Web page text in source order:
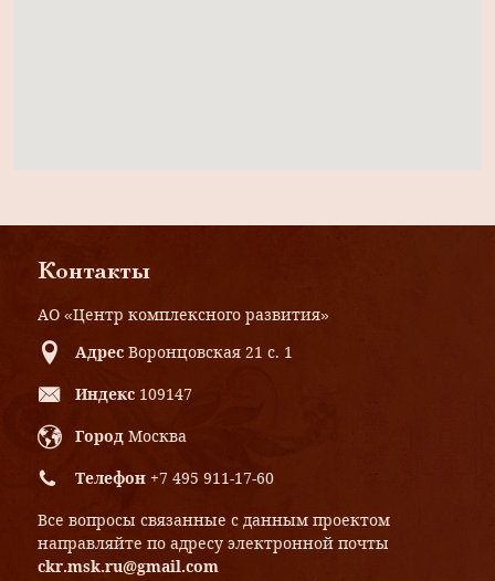
Контакты
АО «Центр комплексного развития»
Адрес Воронцовская 21 с. 1
Индекс 109147
Город Москва
Телефон +7 495 911-17-60
Все вопросы связанные с данным проектом
направляйте по адресу электронной почты
ckr.msk.ru@gmail.com